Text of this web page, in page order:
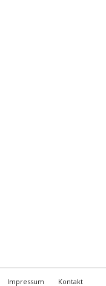
Impressum Kontakt